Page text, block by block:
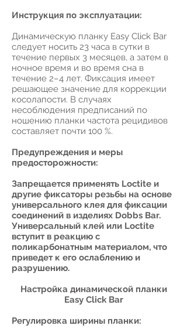
Инструкция по эксплуатации:
Динамическую планку Easy Click Bar
следует носить 23 часа в сутки в
течение первых 3 месяцев, а затем в
ночное время и во время сна в
течение 2–4 лет. Фиксация имеет
решающее значение для коррекции
косолапости. В случаях
несоблюдения предписаний по
ношению планки частота рецидивов
составляет почти 100 %.
Предупреждения и меры
предосторожности:
Запрещается применять Loctite и
другие фиксаторы резьбы на основе
универсального клея для фиксации
соединений в изделиях Dobbs Bar.
Универсальный клей или Loctite
вступит в реакцию с
поликарбонатным материалом, что
приведет к его ослаблению и
разрушению.
Настройка динамической планки
Easy Click Bar
Регулировка ширины планки: